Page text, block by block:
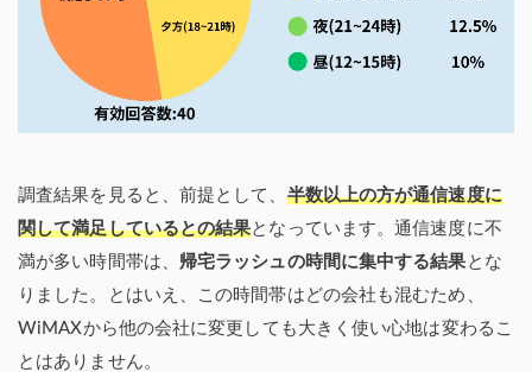
調査結果を見ると、前提として、 半数以上の方が通信速度に
関して満足しているとの結果となっています。通信速度に不
満が多い時間帯は、 帰宅ラッシュの時間に集中する結果 とな
りました。とはいえ、この時間帯はどの会社も混むため、
WiMAXから他の会社に変更しても大きく使い心地は変わるこ
とはありません。